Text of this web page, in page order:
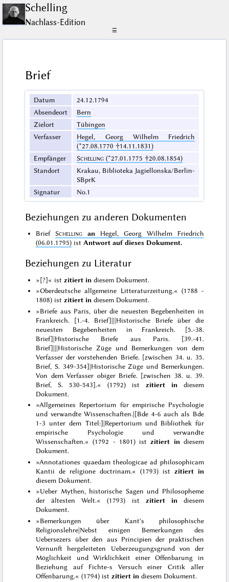
Schelling
Nachlass-Edition
☰
Brief
Datum
24.12.1794
Absendeort
Bern
Zielort
Tübingen
Verfasser
Hegel, Georg Wilhelm Friedrich
(*27.08.1770 †14.11.1831)
Empfänger
Schelling (*27.01.1775 †20.08.1854)
Standort
Krakau, Biblioteka Jagiellonska/Berlin-
SBprK
Signatur
No.1
Beziehungen zu anderen Dokumenten
BriefSchelling an Hegel, Georg Wilhelm Friedrich
(06.01.1795) istAntwort auf dieses Dokument.
Beziehungen zu Literatur
»[?]« istzitiert in diesem Dokument.
»Oberdeutsche allgemeine Litteraturzeitung.« (1788 -
1808) istzitiert in diesem Dokument.
»Briefe aus Paris, über die neuesten Begebenheiten in
Frankreich. [1.-4. Brief]|||Historische Briefe über die
neuesten Begebenheiten in Frankreich. [5.-38.
Brief]|Historische Briefe aus Paris. [39.-41.
Brief]|||Historische Züge und Bemerkungen von dem
Verfasser der vorstehenden Briefe. [zwischen 34. u. 35.
Brief, S. 349-354]|Historische Züge und Bemerkungen.
Von dem Verfasser obiger Briefe. [zwischen 38. u. 39.
Brief, S. 530-543].« (1792) ist zitiert indiesem
Dokument.
»Allgemeines Repertorium für empirische Psychologie
und verwandte Wissenschaften.|[Bde 4-6 auch als Bde
1-3 unter dem Titel:]|Repertorium und Bibliothek für
empirische Psychologie und verwandte
Wissenschaften.« (1792 - 1801) istzitiert indiesem
Dokument.
»Annotationes quaedam theologicae ad philosophicam
Kantii de religione doctrinam.« (1793) ist zitiert in
diesem Dokument.
»Ueber Mythen, historische Sagen und Philosopheme
der ältesten Welt.« (1793) ist zitiert indiesem
Dokument.
»Bemerkungen über Kant's philosophische
Religionslehre|Nebst einigen Bemerkungen des
Uebersezers über den aus Principien der praktischen
Vernunft hergeleiteten Ueberzeugungsgrund von der
Möglichkeit und Wirklichkeit einer Offenbarung in
Beziehung auf Fichte-s Versuch einer Critik aller
Offenbarung.« (1794) istzitiert in diesem Dokument.